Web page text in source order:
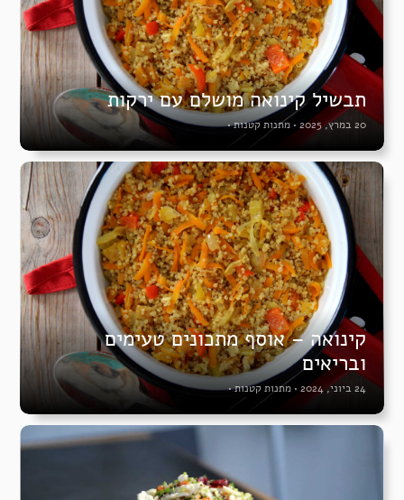
תבשיל קינואה מושלם עם ירקות
20 במרץ, 2025 • מתנות קטנות•
קינואה – אוסף מתכונים טעימים
ובריאים
24 ביוני, 2024 • מתנות קטנות•